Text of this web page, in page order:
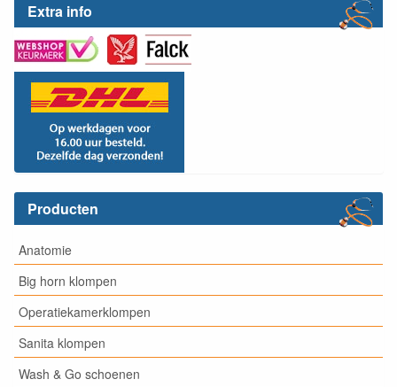
Extra info
Producten
Anatomie
Big horn klompen
Operatiekamerklompen
Sanita klompen
Wash & Go schoenen